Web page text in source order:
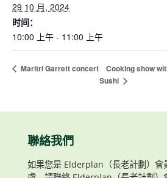
29 10 月, 2024
时间：
10:00 上午 - 11:00 上午
Maritri Garrett concert
Cooking show
Sushi
聯絡我們
如果您是 Elderplan（長老計劃）會